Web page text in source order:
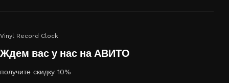
Vinyl Record Clock
Ждем вас у нас на АВИТО
получите скидку 10%